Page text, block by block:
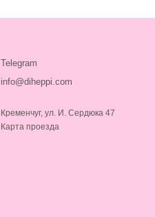
Telegram
info@diheppi.com
Кременчуг, ул. И. Сердюка 47
Карта проезда